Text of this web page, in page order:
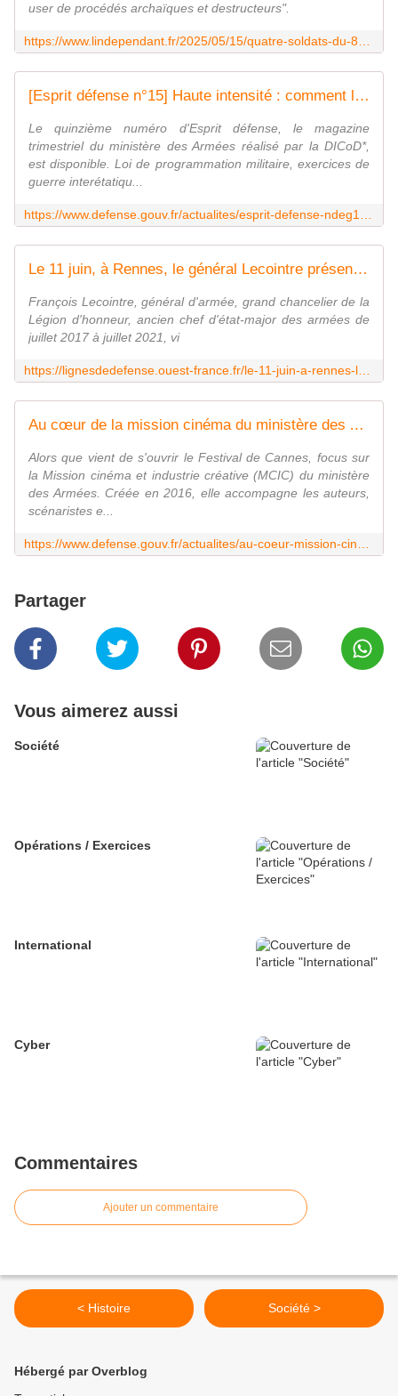
user de procédés archaïques et destructeurs".
[Esprit défense n°15] Haute intensité : comment la France se prépare
Le quinzième numéro d'Esprit défense, le magazine
trimestriel du ministère des Armées réalisé par la DICoD*,
est disponible. Loi de programmation militaire, exercices de
guerre interétatiqu...
Le 11 juin, à Rennes, le général Lecointre présentera son "Entre guerres"
François Lecointre, général d'armée, grand chancelier de la
Légion d'honneur, ancien chef d'état-major des armées de
juillet 2017 à juillet 2021, vi
Au cœur de la mission cinéma du ministère des Armées
Alors que vient de s'ouvrir le Festival de Cannes, focus sur
la Mission cinéma et industrie créative (MCIC) du ministère
des Armées. Créée en 2016, elle accompagne les auteurs,
scénaristes e...
Partager
Vous aimerez aussi
Société
Opérations / Exercices
International
Cyber
Commentaires
Ajouter un commentaire
< Histoire Société >
Hébergé par Overblog